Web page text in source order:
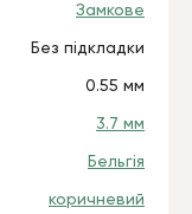
Замкове
Без підкладки
0.55 мм
3.7 мм
Бельгія
коричневий